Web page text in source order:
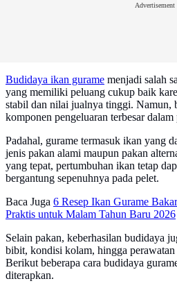
Advertisement
Budidaya ikan gurame menjadi salah
yang memiliki peluang cukup baik
stabil dan nilai jualnya tinggi. Namun,
komponen pengeluaran terbesar dalam
Padahal, gurame termasuk ikan yang
jenis pakan alami maupun pakan
yang tepat, pertumbuhan ikan tetap
bergantung sepenuhnya pada pelet.
Baca Juga 6 Resep Ikan Gurame
Praktis untuk Malam Tahun Baru 2026
Selain pakan, keberhasilan budidaya
bibit, kondisi kolam, hingga
Berikut beberapa cara budidaya
diterapkan.